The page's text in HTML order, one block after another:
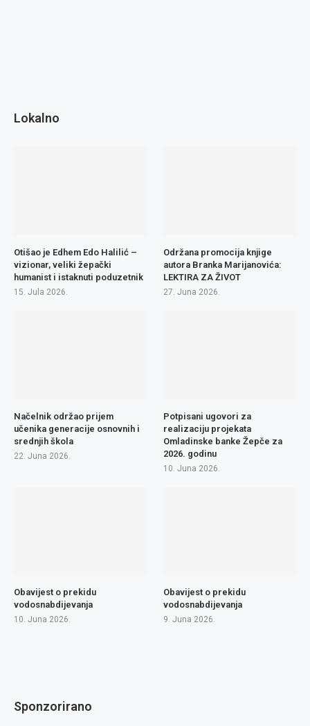
Lokalno
Otišao je Edhem Edo Halilić –
vizionar, veliki žepački
humanist i istaknuti poduzetnik
15. Jula 2026.
Održana promocija knjige
autora Branka Marijanovića:
LEKTIRA ZA ŽIVOT
27. Juna 2026.
Načelnik održao prijem
učenika generacije osnovnih i
srednjih škola
22. Juna 2026.
Potpisani ugovori za
realizaciju projekata
Omladinske banke Žepče za
2026. godinu
10. Juna 2026.
Obavijest o prekidu
vodosnabdijevanja
10. Juna 2026.
Obavijest o prekidu
vodosnabdijevanja
9. Juna 2026.
Sponzorirano